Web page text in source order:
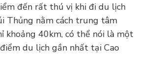
đến rất thú vị khi đi du lịch
Thủng nằm cách trung tâm
khoảng 40km, có thể nói là một
du lịch gần nhất tại Cao